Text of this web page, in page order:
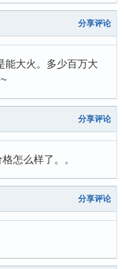
分享评论
能大火。多少百万大
分享评论
怎么样了。。
分享评论